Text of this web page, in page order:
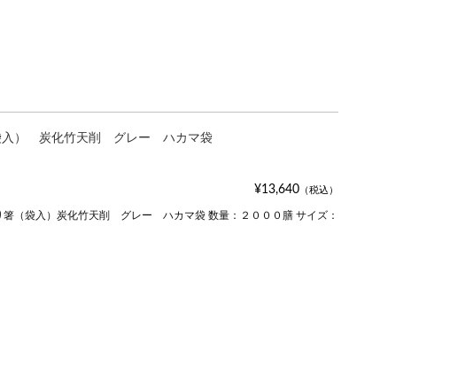
入） 炭化竹天削 グレー ハカマ袋
¥13,640 （税込）
箸（袋入）炭化竹天削 グレー ハカマ袋 数量：２０００膳 サイズ：